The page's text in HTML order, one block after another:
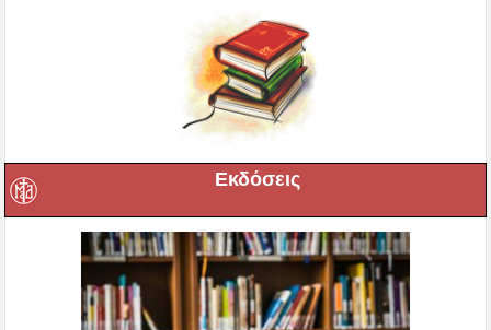
Εκδόσεις